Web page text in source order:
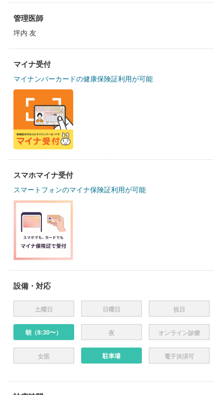
管理医師
坪内 友
マイナ受付
マイナンバーカードの健康保険証利用が可能
スマホマイナ受付
スマートフォンのマイナ保険証利用が可能
設備・対応
土曜日 日曜日 祝日
朝（8:30〜） 夜 オンライン診療
女医 駐車場 電子決済可